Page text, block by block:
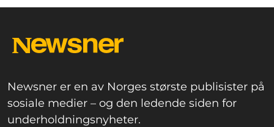
Newsner er en av Norges største publisister på
sosiale medier – og den ledende siden for
underholdningsnyheter.